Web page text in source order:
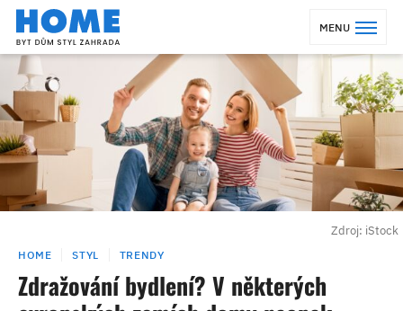
MENU
Zdroj: iStock
HOME STYL TRENDY
Zdražování bydlení? V některých